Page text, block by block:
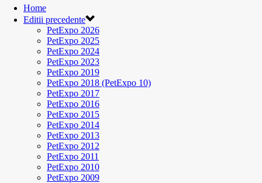
Home
Editii precedente
PetExpo 2026
PetExpo 2025
PetExpo 2024
PetExpo 2023
PetExpo 2019
PetExpo 2018 (PetExpo 10)
PetExpo 2017
PetExpo 2016
PetExpo 2015
PetExpo 2014
PetExpo 2013
PetExpo 2012
PetExpo 2011
PetExpo 2010
PetExpo 2009